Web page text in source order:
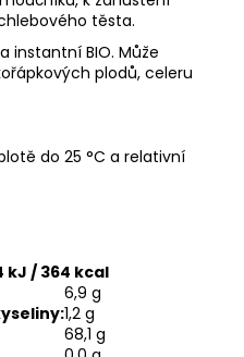
těsta.
instantní BIO. Může
plodů, celeru
do 25 °C a relativní
kJ / 364 kcal
6,9 g
1,2 g
68,1 g